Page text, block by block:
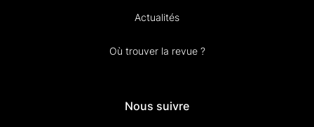
Actualités
Où trouver la revue ?
Nous suivre